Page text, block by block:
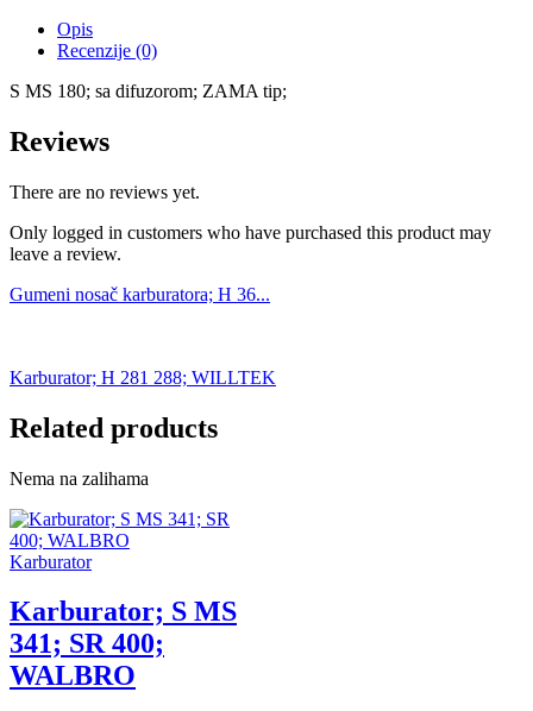
Opis
Recenzije (0)
S MS 180; sa difuzorom; ZAMA tip;
Reviews
There are no reviews yet.
Only logged in customers who have purchased this product may
leave a review.
Gumeni nosač karburatora; H 36...
Karburator; H 281 288; WILLTEK
Related products
Nema na zalihama
Karburator
Karburator; S MS
341; SR 400;
WALBRO